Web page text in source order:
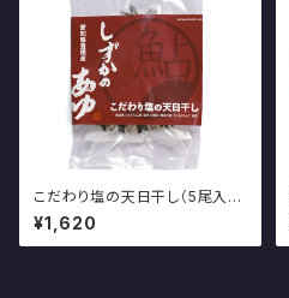
こだわり塩の天日干し（5尾入）
～しずかのあゆ～
¥1,620